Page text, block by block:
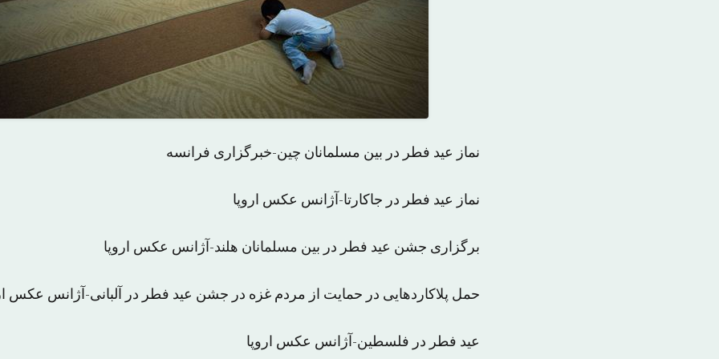
نماز عید فطر در بین مسلمانان چین-خبرگزاری فرانسه
نماز عید فطر در جاکارتا-آژانس عکس اروپا
برگزاری جشن عید فطر در بین مسلمانان هلند-آژانس عکس اروپا
حمل پلاکاردهایی در حمایت از مردم غزه در جشن عید فطر در آلبانی-آژانس عکس
عید فطر در فلسطین-آژانس عکس اروپا